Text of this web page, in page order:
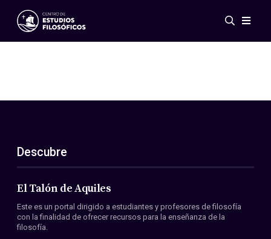
Eventos
ES
EN
Acerca de nosotros
Miembros
Convenios
Descubre
El Talón de Aquiles
Este es un portal dirigido a estudiantes y profesores de filosofía
con la finalidad de ofrecer recursos para la enseñanza de la
filosofía.